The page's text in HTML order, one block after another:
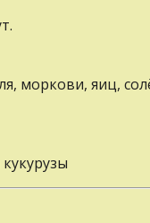
моркови, яиц,